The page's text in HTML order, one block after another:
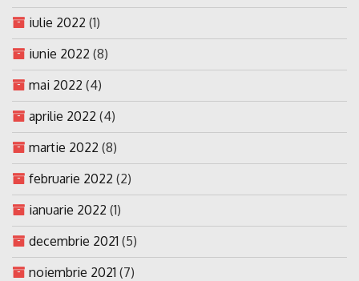
iulie 2022 (1)
iunie 2022 (8)
mai 2022 (4)
aprilie 2022 (4)
martie 2022 (8)
februarie 2022 (2)
ianuarie 2022 (1)
decembrie 2021 (5)
noiembrie 2021 (7)